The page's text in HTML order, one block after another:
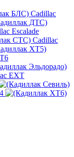
Cadillac
Escalade
Cadillac
EXT